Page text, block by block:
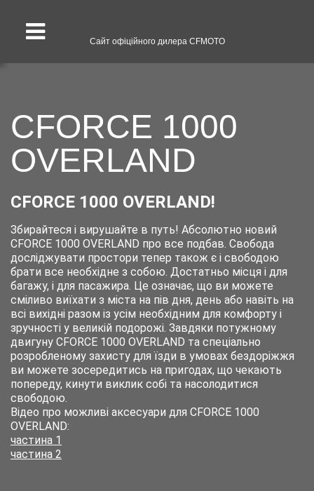
Сайт офіційного дилера CFMOTO
CFORCE 1000
OVERLAND
CFORCE 1000 OVERLAND!
Збирайтеся і вирушайте в путь! Абсолютно новий
CFORCE 1000 OVERLAND про все подбав. Свобода
досліджувати простори тепер також є і свободою
брати все необхідне з собою. Достатньо місця і для
багажу, і для пасажира. Це означає, що ви можете
сміливо виїхати з міста на пів дня, день або навіть на
всі вихідні разом із усім необхідним для комфорту і
зручності у великій подорожі. Завдяки потужному
двигуну CFORCE 1000 OVERLAND та спеціально
розробленому захисту для їзди в умовах бездоріжжя
ви можете зосередитись на пригодах, що чекають
попереду, кинути виклик собі та насолодитися
свободою.
Відео про можливі аксесуари для CFORCE 1000
OVERLAND:
частина 1
частина 2